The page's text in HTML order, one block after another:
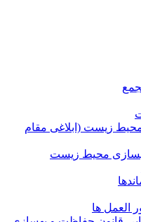
زﯾﺴﺖ (ابلاغی مقام
محیط زیست
العمل ها